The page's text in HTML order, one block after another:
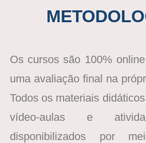
Os cursos são 100%
uma avaliação final na
Todos os materiais
vídeo-aulas e
disponibilizados por